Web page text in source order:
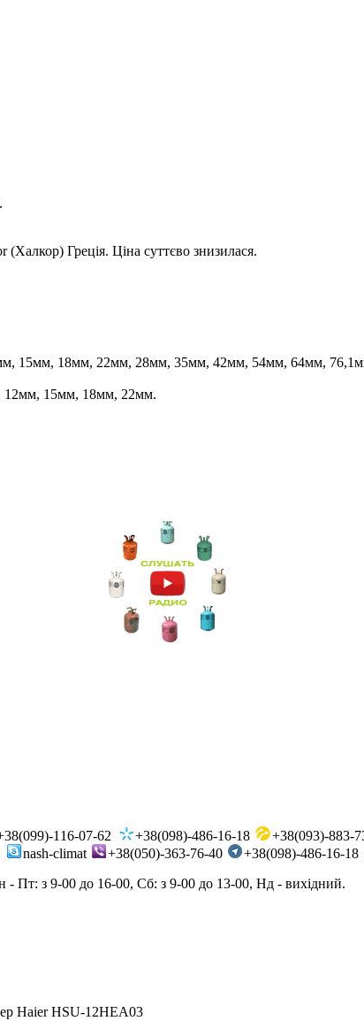
Греція. Ціна суттєво знизилася.
15мм, 18мм, 22мм, 28мм, 35мм, 42мм, 54мм, 64мм,
12мм, 15мм, 18мм, 22мм.
116-07-62 +38(098)-486-16-18
+38(093)-883-
nash-climat
+38(050)-363-76-40
+38(098)-486-16-18
- Пт: з 9-00 до 16-00, Сб: з 9-00 до 13-00, Нд - вихідний.
Haier HSU-12HEA03